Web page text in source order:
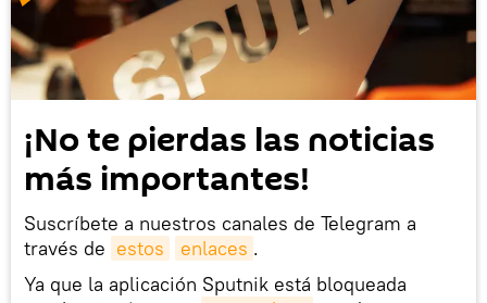
¡No te pierdas las noticias
más importantes!
Suscríbete a nuestros canales de Telegram a
través de estos enlaces .
Ya que la aplicación Sputnik está bloqueada